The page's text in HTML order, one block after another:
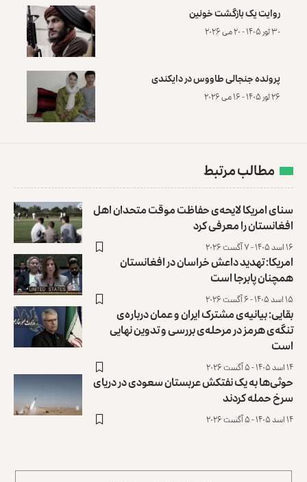
روایت یک بازگشت خونین
۳۰ ثور ۱۴۰۵ - ۲۰ می ۲۰۲۶
پرونده‌ جنجالی طاووس در دایکندی
۲۶ ثور ۱۴۰۵ - ۱۶ می ۲۰۲۶
مطالب مرتبط
سنای امریکا لایحه‌ی حفاظت موقت متحدان اهل
افغانستان را معرفی کرد
۱۶ اسد ۱۴۰۵ - ۷ آگست ۲۰۲۶
امریکا: تهدید داعش خراسان در افغانستان
همچنان پابرجا است
۱۵ اسد ۱۴۰۵ - ۶ آگست ۲۰۲۶
بقایی: بیانیه‌ی مشترک ایران و عمان درباره‌ی
تنگه‌ی هرمز در مرحله‌ی بررسی و تدوین نهایی
است
۱۴ اسد ۱۴۰۵ - ۵ آگست ۲۰۲۶
حوثی‌ها به یک نفتکش عربستان سعودی در دریای
سرخ حمله کردند
۱۴ اسد ۱۴۰۵ - ۵ آگست ۲۰۲۶